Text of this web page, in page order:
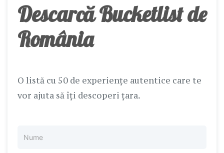
Descarcă Bucketlist de
România
O listă cu 50 de experiențe autentice care te
vor ajuta să îți descoperi țara.